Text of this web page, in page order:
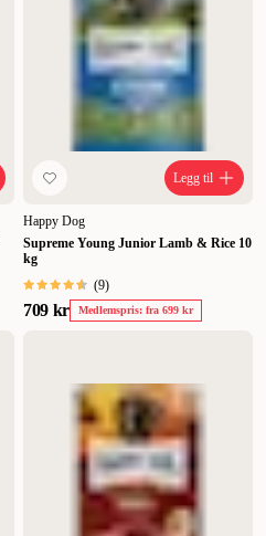
Legg til
Happy Dog
Supreme Young Junior Lamb & Rice 10
kg
(9)
709 kr Medlemspris: fra 699 kr